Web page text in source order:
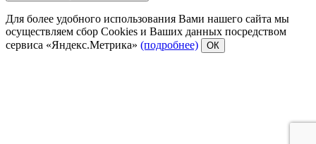
Для более удобного использования Вами нашего сайта мы
осуществляем сбор Cookies и Ваших данных посредством
сервиса «Яндекс.Метрика» (подробнее) ОК